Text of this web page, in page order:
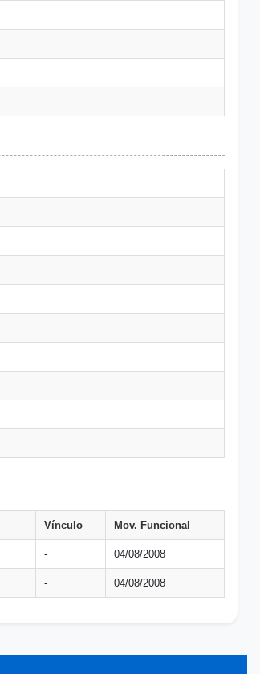
Vínculo Mov. Funcional
- 04/08/2008
- 04/08/2008